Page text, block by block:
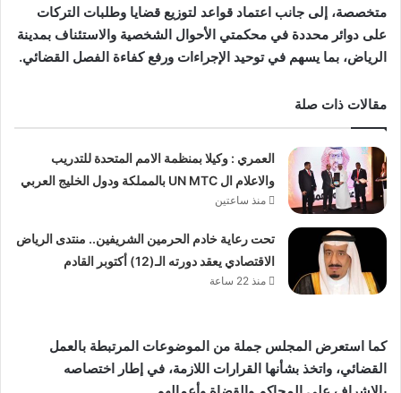
متخصصة، إلى جانب اعتماد قواعد لتوزيع قضايا وطلبات التركات
على دوائر محددة في محكمتي الأحوال الشخصية والاستئناف بمدينة
الرياض، بما يسهم في توحيد الإجراءات ورفع كفاءة الفصل القضائي.
مقالات ذات صلة
العمري : وكيلا بمنظمة الامم المتحدة للتدريب
والاعلام ال UN MTC بالمملكة ودول الخليج العربي
منذ ساعتين
تحت رعاية خادم الحرمين الشريفين.. منتدى الرياض
الاقتصادي يعقد دورته الـ(12) أكتوبر القادم
منذ 22 ساعة
كما استعرض المجلس جملة من الموضوعات المرتبطة بالعمل
القضائي، واتخذ بشأنها القرارات اللازمة، في إطار اختصاصه